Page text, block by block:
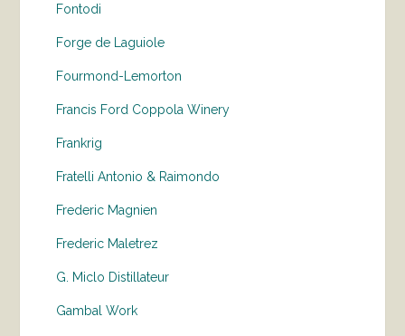
Fontodi
Forge de Laguiole
Fourmond-Lemorton
Francis Ford Coppola Winery
Frankrig
Fratelli Antonio & Raimondo
Frederic Magnien
Frederic Maletrez
G. Miclo Distillateur
Gambal Work